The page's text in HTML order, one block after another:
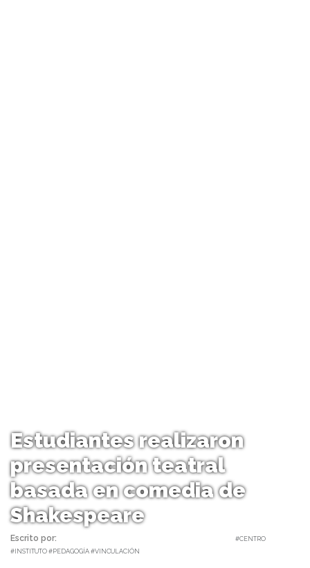
Estudiantes realizaron
presentación teatral
basada en comedia de
Shakespeare
Escrito por:
#CENTRO
#INSTITUTO #PEDAGOGÍA #VINCULACIÓN